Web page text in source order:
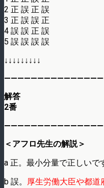
2 正 誤 正 誤
3 正 誤 誤 正
4 誤 誤 正 誤
5 誤 誤 誤 誤
↓↓↓↓↓↓↓↓↓
解答
2番
＜アフロ先生の解説＞
a 正。最小分量で正しいで
b 誤。 厚生労働大臣や都